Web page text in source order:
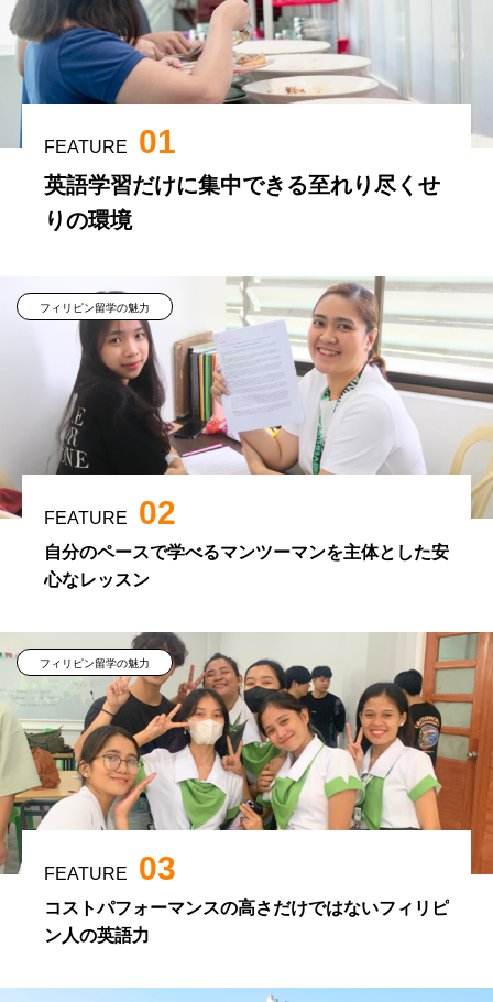
FEATURE 01
英語学習だけに集中できる至れり尽くせ
りの環境
フィリピン留学の魅力
FEATURE 02
自分のペースで学べるマンツーマンを主体とした安
心なレッスン
フィリピン留学の魅力
FEATURE 03
コストパフォーマンスの高さだけではないフィリピ
ン人の英語力